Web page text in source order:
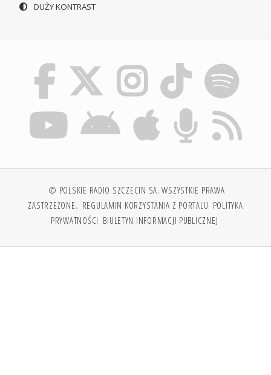
DUŻY KONTRAST
© POLSKIE RADIO SZCZECIN SA. WSZYSTKIE PRAWA
ZASTRZEŻONE. REGULAMIN KORZYSTANIA Z PORTALU POLITYKA
PRYWATNOŚCI BIULETYN INFORMACJI PUBLICZNEJ